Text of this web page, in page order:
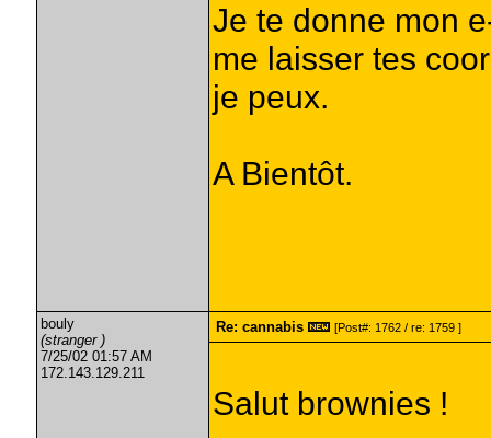
Je te donne mon
me laisser tes
je peux.
A Bientôt.
bouly
(stranger )
7/25/02 01:57 AM
172.143.129.211
Re: cannabis [Post#: 1762 / re: 1759 ]
Salut brownies !